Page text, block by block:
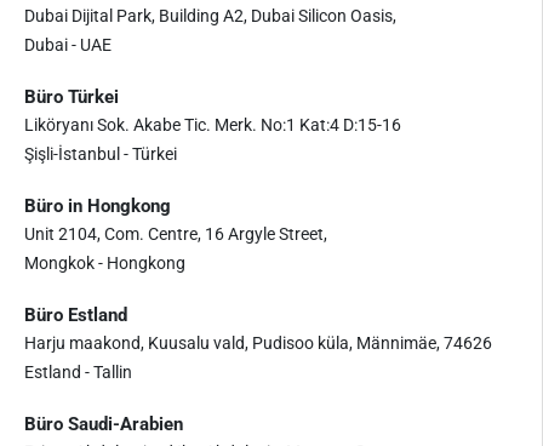
Dubai Dijital Park, Building A2, Dubai Silicon Oasis,
Dubai - UAE
Büro Türkei
Liköryanı Sok. Akabe Tic. Merk. No:1 Kat:4 D:15-16
Şişli-İstanbul - Türkei
Büro in Hongkong
Unit 2104, Com. Centre, 16 Argyle Street,
Mongkok - Hongkong
Büro Estland
Harju maakond, Kuusalu vald, Pudisoo küla, Männimäe, 74626
Estland - Tallin
Büro Saudi-Arabien